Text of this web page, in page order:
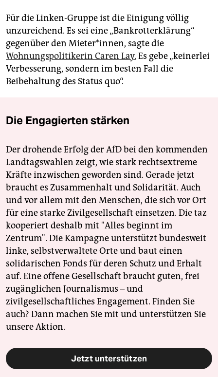
Für die Linken-Gruppe ist die Einigung völlig
unzureichend. Es sei eine „Bankrotterklärung“
gegenüber den Mie­te­r*in­nen, sagte die
Wohnungspolitikerin Caren Lay. Es gebe „keinerlei
Verbesserung, sondern im besten Fall die
Beibehaltung des Status quo“.
Die Engagierten stärken
Der drohende Erfolg der AfD bei den kommenden
Landtagswahlen zeigt, wie stark rechtsextreme
Kräfte inzwischen geworden sind. Gerade jetzt
braucht es Zusammenhalt und Solidarität. Auch
und vor allem mit den Menschen, die sich vor Ort
für eine starke Zivilgesellschaft einsetzen. Die taz
kooperiert deshalb mit "Alles beginnt im
Zentrum". Die Kampagne unterstützt bundesweit
linke, selbstverwaltete Orte und baut einen
solidarischen Fonds für deren Schutz und Erhalt
auf. Eine offene Gesellschaft braucht guten, frei
zugänglichen Journalismus – und
zivilgesellschaftliches Engagement. Finden Sie
auch? Dann machen Sie mit und unterstützen Sie
unsere Aktion.
Jetzt unterstützen